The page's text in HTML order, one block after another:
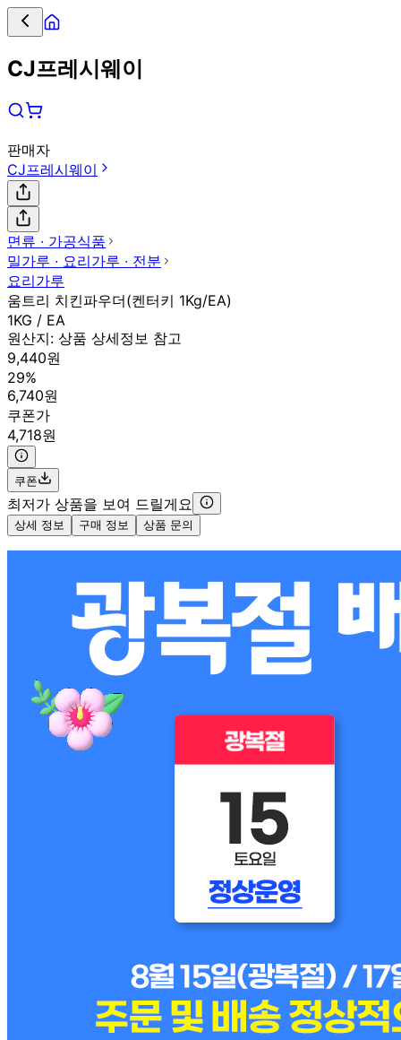
CJ프레시웨이
판매자
CJ프레시웨이
면류 ∙ 가공식품
밀가루 ∙ 요리가루 ∙ 전분
요리가루
움트리 치킨파우더(켄터키 1Kg/EA)
1KG / EA
원산지: 상품 상세정보 참고
9,440원
29%
6,740원
쿠폰가
4,718원
쿠폰
최저가 상품을 보여 드릴게요
상세 정보 구매 정보 상품 문의